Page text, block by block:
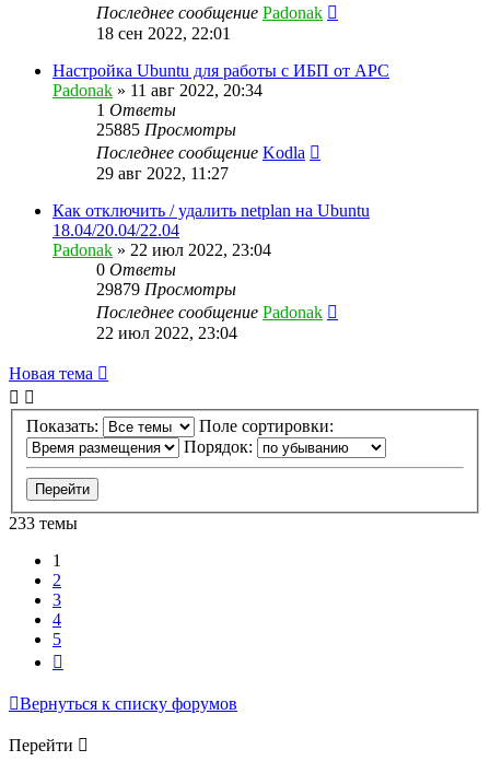
Последнее сообщение Padonak
18 сен 2022, 22:01
Настройка Ubuntu для работы с ИБП от APC
Padonak » 11 авг 2022, 20:34
1 Ответы
25885 Просмотры
Последнее сообщение Kodla
29 авг 2022, 11:27
Как отключить / удалить netplan на Ubuntu
18.04/20.04/22.04
Padonak » 22 июл 2022, 23:04
0 Ответы
29879 Просмотры
Последнее сообщение Padonak
22 июл 2022, 23:04
Новая тема
Показать:
Поле сортировки:
Порядок:
233 темы
1
2
3
4
5
Вернуться к списку форумов
Перейти